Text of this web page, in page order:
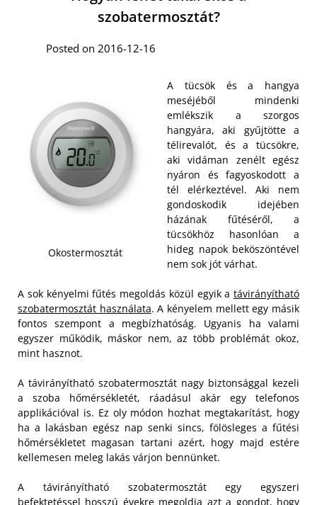
szobatermosztát?
Posted on 2016-12-16
Okostermosztát
A tücsök és a hangya
meséjéből mindenki
emlékszik a szorgos
hangyára, aki gyűjtötte a
télirevalót, és a tücsökre,
aki vidáman zenélt egész
nyáron és fagyoskodott a
tél elérkeztével. Aki nem
gondoskodik idejében
házának fűtéséről, a
tücsökhöz hasonlóan a
hideg napok beköszöntével
nem sok jót várhat.
A sok kényelmi fűtés megoldás közül egyik a távirányítható
szobatermosztát használata. A kényelem mellett egy másik
fontos szempont a megbízhatóság. Ugyanis ha valami
egyszer működik, máskor nem, az több problémát okoz,
mint hasznot.
A távirányítható szobatermosztát nagy biztonsággal kezeli
a szoba hőmérsékletét, ráadásul akár egy telefonos
applikációval is. Ez oly módon hozhat megtakarítást, hogy
ha a lakásban egész nap senki sincs, fölösleges a fűtési
hőmérsékletet magasan tartani azért, hogy majd estére
kellemesen meleg lakás várjon bennünket.
A távirányítható szobatermosztát egy egyszeri
befektetéssel hosszú évekre megoldja azt a gondot, hogy